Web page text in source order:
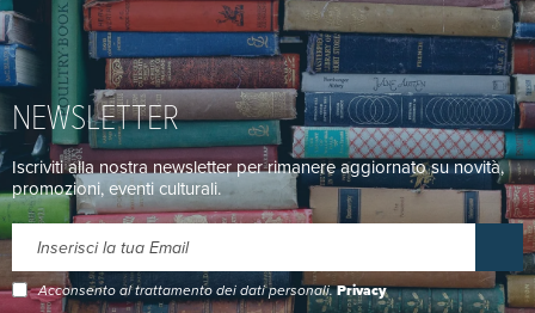
NEWSLETTER
Iscriviti alla nostra newsletter per rimanere aggiornato su novità,
promozioni, eventi culturali.
Acconsento al trattamento dei dati personali.Privacy